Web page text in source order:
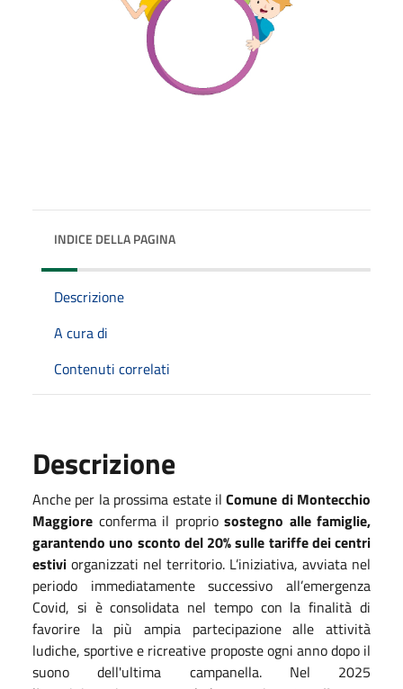
INDICE DELLA PAGINA
Descrizione
A cura di
Contenuti correlati
Descrizione
Anche per la prossima estate ilComune di Montecchio
Maggiore conferma il propriosostegno alle famiglie,
garantendo uno sconto del 20% sulle tariffe dei centri
estivi organizzati nel territorio. L’iniziativa, avviata nel
periodo immediatamente successivo all’emergenza
Covid, si è consolidata nel tempo con la finalità di
favorire la più ampia partecipazione alle attività
ludiche, sportive e ricreative proposte ogni anno dopo il
suono dell'ultima campanella. Nel 2025